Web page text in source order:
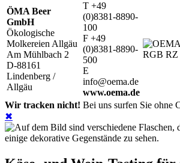
ÖMA Beer
GmbH
Ökologische
Molkereien Allgäu
Am Mühlbach 2
D-88161
Lindenberg /
Allgäu
T +49
(0)8381-8890-
100
F +49
(0)8381-8890-
500
E
info@oema.de
www.oema.de
Wir tracken nicht! Bei uns surfen Sie ohne
✖